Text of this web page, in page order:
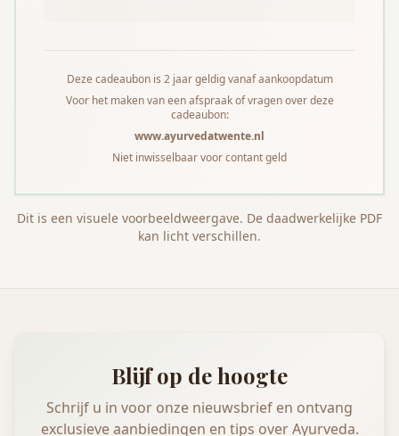
Deze cadeaubon is 2 jaar geldig vanaf aankoopdatum
Voor het maken van een afspraak of vragen over deze
cadeaubon:
www.ayurvedatwente.nl
Niet inwisselbaar voor contant geld
Dit is een visuele voorbeeldweergave. De daadwerkelijke PDF
kan licht verschillen.
Blijf op de hoogte
Schrijf u in voor onze nieuwsbrief en ontvang
exclusieve aanbiedingen en tips over Ayurveda.